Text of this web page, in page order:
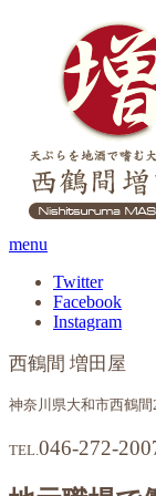
menu
Twitter
Facebook
Instagram
西鶴間 増田屋
神奈川県大和市西鶴間
TEL.046-272-